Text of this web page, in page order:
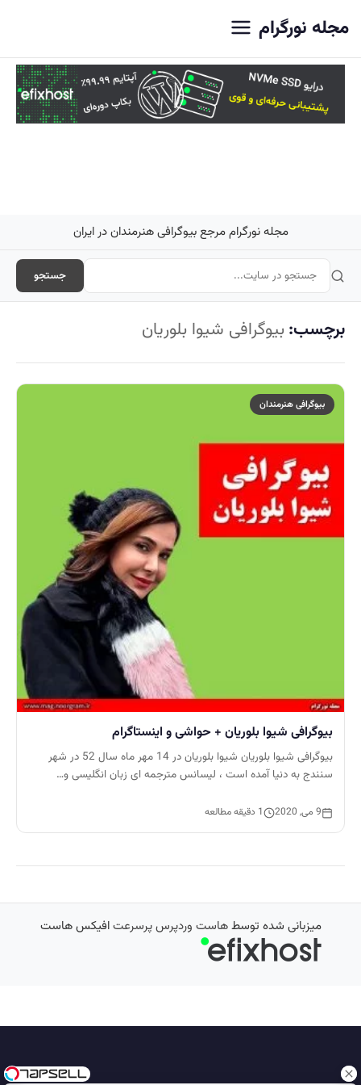
مجله نورگرام
مجله نورگرام مرجع بیوگرافی هنرمندان در ایران
جستجو
برچسب: بیوگرافی شیوا بلوریان
بیوگرافی هنرمندان
بیوگرافی شیوا بلوریان + حواشی و اینستاگرام
بیوگرافی شیوا بلوریان شیوا بلوریان در 14 مهر ماه سال 52 در شهر
سنندج به دنیا آمده است ، لیسانس مترجمه ای زبان انگلیسی و…
9 می, 2020 1 دقیقه مطالعه
میزبانی شده توسطهاست وردپرس پرسرعتافیکس هاست